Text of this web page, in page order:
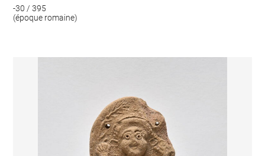
-30 / 395
(époque romaine)